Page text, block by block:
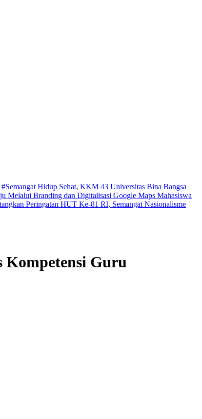
#Semangat Hidup Sehat, KKM 43 Universitas Bina Bangsa
Melalui Branding dan Digitalisasi Google Maps Mahasiswa
Peringatan HUT Ke-81 RI, Semangat Nasionalisme
Kompetensi Guru